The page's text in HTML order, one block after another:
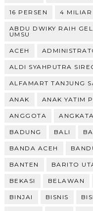
16 PERSEN 4 MILIAR
ABDU DWIKY RAIH
UMSU
ACEH
ALDI SYAHPUTRA
ALFAMART TANJUNG
ANAK ANAK YATIM
ANGGOTA
BADUNG BALI
BANDA ACEH
BANTEN BARITO
BEKASI BELAWAN
BINJAI BISNIS